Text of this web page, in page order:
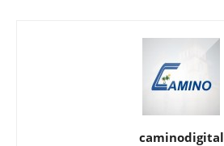
caminodigital